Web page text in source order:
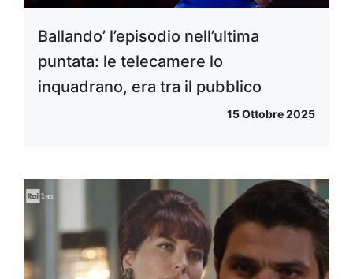
Ballando’ l’episodio nell’ultima
puntata: le telecamere lo
inquadrano, era tra il pubblico
15 Ottobre 2025